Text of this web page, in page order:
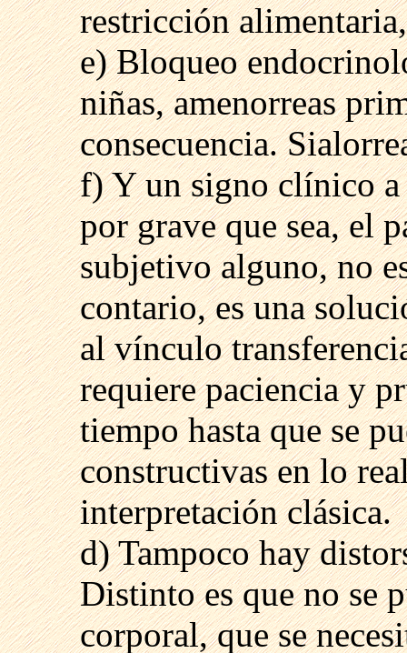
restricción
e) Bloqueo
niñas, amenorreas
consecuencia.
f) Y un signo clínico a
por grave que sea, el
subjetivo alguno, no
contario, es una
al vínculo
requiere paciencia y
tiempo hasta que se
constructivas en lo
interpretación clásica.
d) Tampoco hay
Distinto es que no se
corporal, que se